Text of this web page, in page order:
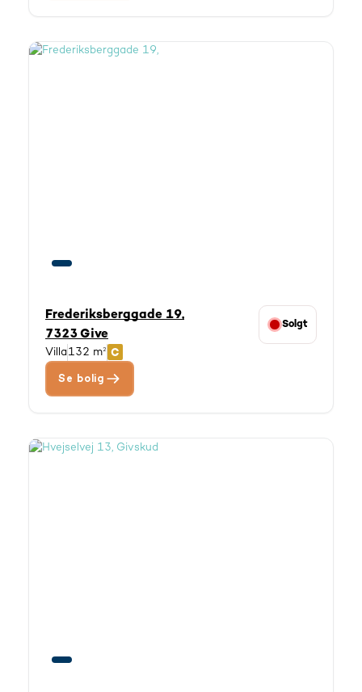
Frederiksberggade 19,
7323 Give
Solgt
Villa132 m²
Se bolig